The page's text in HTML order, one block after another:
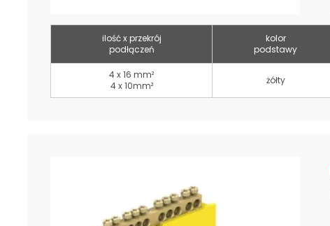
ilość x przekrój
podłączeń
kolor
podstawy
4 x 16 mm²
4 x 10mm²
żółty